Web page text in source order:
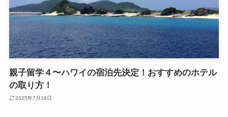
親子留学４〜ハワイの宿泊先決定！おすすめのホテル
の取り方！
2025年7月16日